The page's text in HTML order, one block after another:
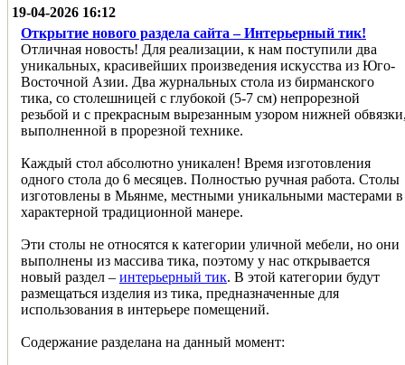
19-04-2026 16:12
Открытие нового раздела сайта – Интерьерный тик!
Отличная новость! Для реализации, к нам поступили два
уникальных, красивейших произведения искусства из Юго-
Восточной Азии. Два журнальных стола из бирманского
тика, со столешницей с глубокой (5-7 см) непрорезной
резьбой и с прекрасным вырезанным узором нижней
выполненной в прорезной технике.
Каждый стол абсолютно уникален! Время изготовления
одного стола до 6 месяцев. Полностью ручная работа. Столы
изготовлены в Мьянме, местными уникальными мастерами в
характерной традиционной манере.
Эти столы не относятся к категории уличной мебели, но они
выполнены из массива тика, поэтому у нас открывается
новый раздел – интерьерный тик. В этой категории будут
размещаться изделия из тика, предназначенные для
использования в интерьере помещений.
Содержание разделана на данный момент: